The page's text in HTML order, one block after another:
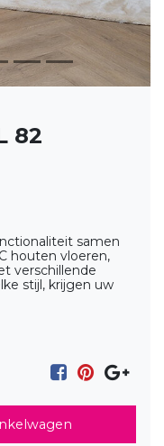
82
samen
houten vloeren,
verschillende
stijl, krijgen uw